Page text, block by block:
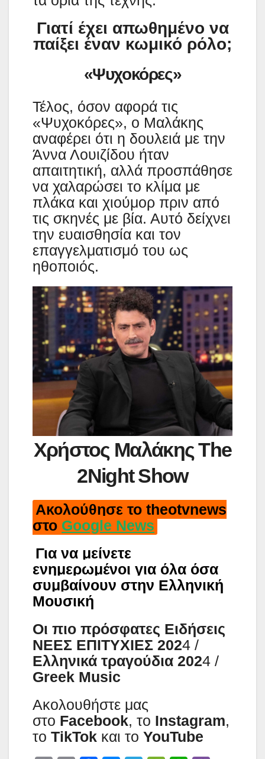
Γιατί έχει απωθημένο να
παίξει έναν κωμικό ρόλο;
«Ψυχοκόρες»
Τέλος, όσον αφορά τις
«Ψυχοκόρες», ο Μαλάκης
αναφέρει ότι η δουλειά με την
Άννα Λουιζίδου ήταν
απαιτητική, αλλά προσπάθησε
να χαλαρώσει το κλίμα με
πλάκα και χιούμορ πριν από
τις σκηνές με βία. Αυτό δείχνει
την ευαισθησία και τον
επαγγελματισμό του ως
ηθοποιός.
Χρήστος Μαλάκης The
2Night Show
Ακολούθησε το theotvnews
στο Google News
Για να μείνετε
ενημερωμένοι για όλα όσα
συμβαίνουν στην Ελληνική
Μουσική
Οι πιο πρόσφατες Ειδήσεις
ΝΕΕΣ ΕΠΙΤΥΧΙΕΣ 2024 /
Ελληνικά τραγούδια 2024 /
Greek Music
Aκολουθήστε μας
στο Facebook, το Instagram,
το TikTok και το YouTube